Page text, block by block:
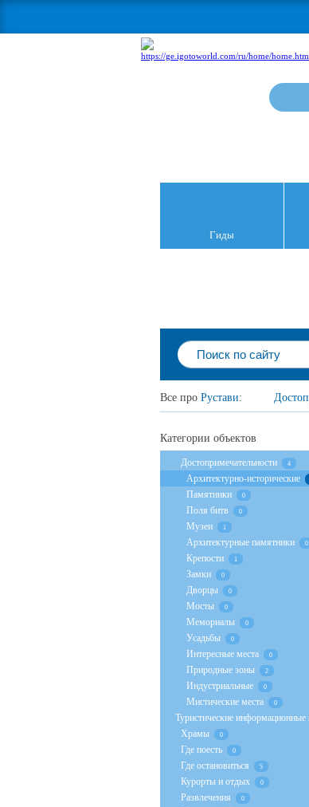
Гиды
Все про Рустави:
Категории объектов
Достопримечательности 4
Архитектурно-исторические
Памятники 0
Поля битв 0
Музеи 1
Архитектурные памятники 0
Крепости 1
Замки 0
Дворцы 0
Мосты 0
Мемориалы 0
Усадьбы 0
Интересные места 0
Природные зоны 2
Индустриальные 0
Мистические места 0
Туристические информационные
Храмы 0
Где поесть 0
Где остановиться 5
Курорты и отдых 0
Развлечения 0